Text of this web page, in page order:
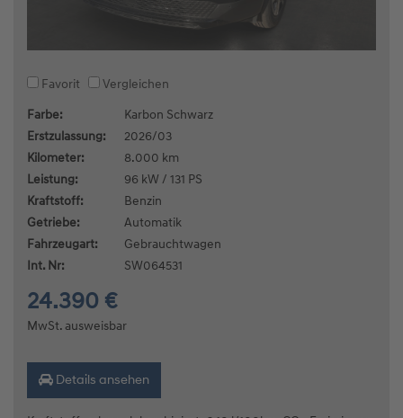
Favorit
Vergleichen
Farbe:
Karbon Schwarz
Erstzulassung:
2026/03
Kilometer:
8.000 km
Leistung:
96 kW / 131 PS
Kraftstoff:
Benzin
Getriebe:
Automatik
Fahrzeugart:
Gebrauchtwagen
Int. Nr:
SW064531
24.390 €
MwSt. ausweisbar
Details ansehen